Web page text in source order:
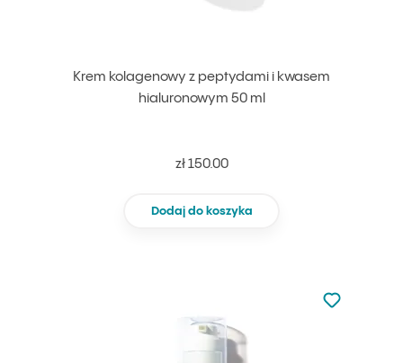
Krem kolagenowy z peptydami i kwasem
hialuronowym 50 ml
zł 150.00
Dodaj do koszyka
Nie dodano
Dodaj do